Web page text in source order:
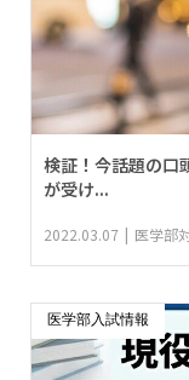
検証！今話題の口
が受け...
2022.03.07 医学部
医学部入試情報